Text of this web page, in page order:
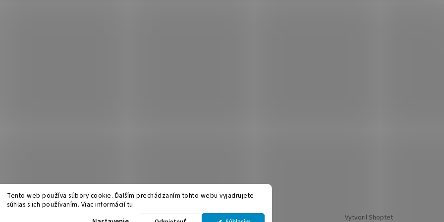
Tento web používa súbory cookie. Ďalším prechádzaním tohto webu vyjadrujete
súhlas s ich používaním. Viac informácií tu.
Vytvoril Shoptet